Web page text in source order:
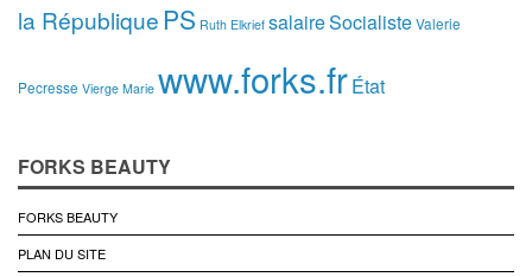
la République PS Ruth Elkrief salaireSocialisteValerie
Pecresse Vierge Marie www.forks.frÉtat
FORKS BEAUTY
FORKS BEAUTY
PLAN DU SITE